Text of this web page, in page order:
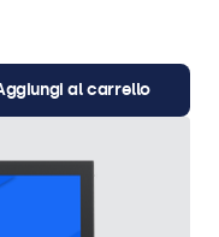
al carrello